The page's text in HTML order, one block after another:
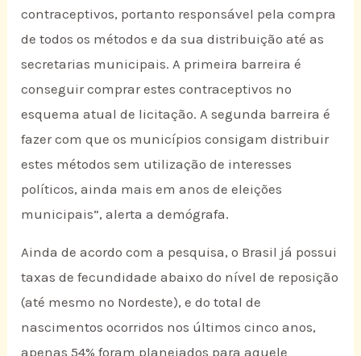
contraceptivos, portanto responsável pela compra
de todos os métodos e da sua distribuição até as
secretarias municipais. A primeira barreira é
conseguir comprar estes contraceptivos no
esquema atual de licitação. A segunda barreira é
fazer com que os municípios consigam distribuir
estes métodos sem utilização de interesses
políticos, ainda mais em anos de eleições
municipais”, alerta a demógrafa.
Ainda de acordo com a pesquisa, o Brasil já possui
taxas de fecundidade abaixo do nível de reposição
(até mesmo no Nordeste), e do total de
nascimentos ocorridos nos últimos cinco anos,
apenas 54% foram planejados para aquele